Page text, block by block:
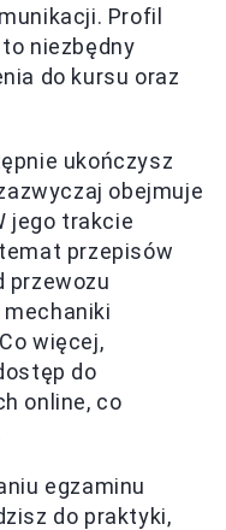
Profil
niezbędny
do kursu oraz
ukończysz
obejmuje
jego trakcie
przepisów
przewozu
mechaniki
więcej,
do
online, co
egzaminu
do praktyki,